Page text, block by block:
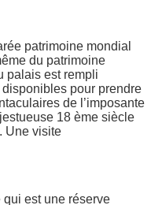
patrimoine mondial
du patrimoine
palais est rempli
pour prendre
de l’imposante
18 ème siècle
Une visite
qui est une réserve